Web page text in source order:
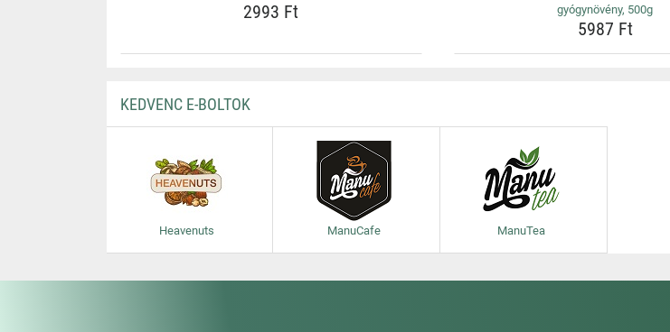
2993 Ft
gyógynövény, 500g
5987 Ft
KEDVENC E-BOLTOK
Heavenuts ManuCafe ManuTea